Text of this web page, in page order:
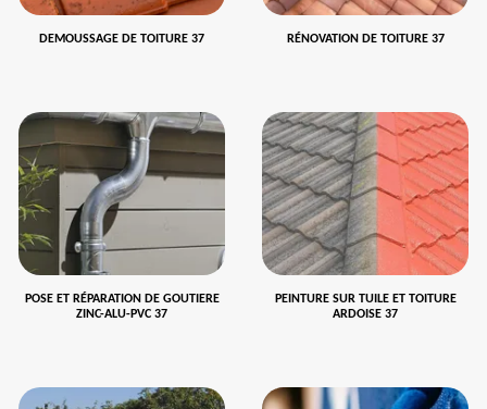
DEMOUSSAGE DE TOITURE 37 RÉNOVATION DE TOITURE 37
POSE ET RÉPARATION DE GOUTIERE
ZINC-ALU-PVC 37
PEINTURE SUR TUILE ET TOITURE
ARDOISE 37